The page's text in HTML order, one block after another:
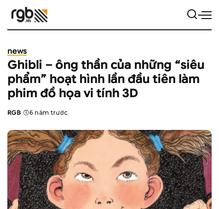
news
Ghibli – ông thần của những “siêu
phẩm” hoạt hình lần đầu tiên làm
phim đồ họa vi tính 3D
Posted
RGB 6 năm trước